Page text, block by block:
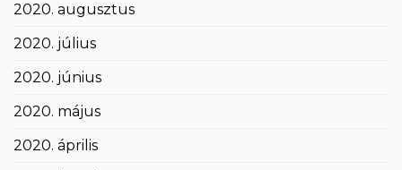
2020. augusztus
2020. július
2020. június
2020. május
2020. április